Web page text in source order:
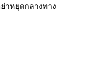
าหยุดกลางทาง